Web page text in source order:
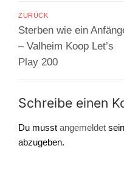
ZURÜCK
Vorheriger
Beitrag:
Sterben wie ein
– Valheim Koop Let’s
Play 200
Schreibe einen
Du musst angemeldet
abzugeben.